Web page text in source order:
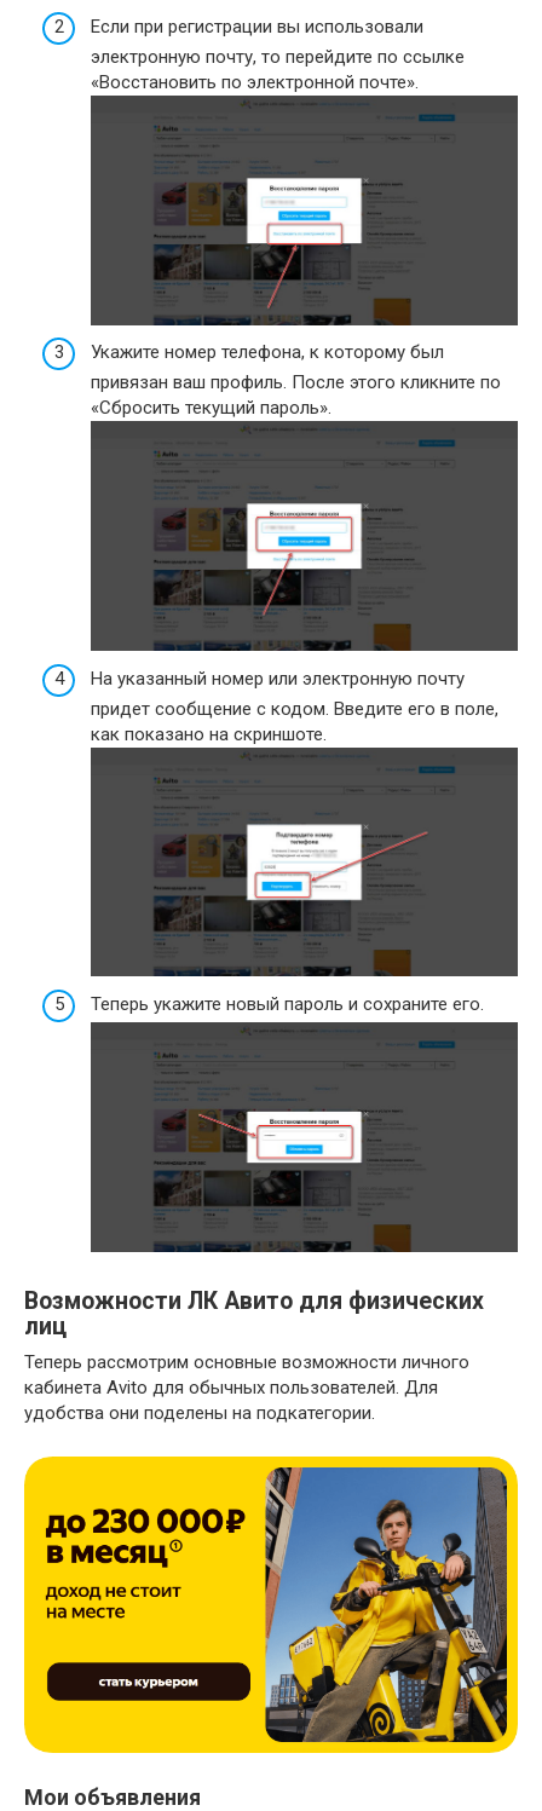
Если при регистрации вы использовали
электронную почту, то перейдите по ссылке
«Восстановить по электронной почте».
Укажите номер телефона, к которому был
привязан ваш профиль. После этого кликните по
«Сбросить текущий пароль».
На указанный номер или электронную почту
придет сообщение с кодом. Введите его в поле,
как показано на скриншоте.
Теперь укажите новый пароль и сохраните его.
Возможности ЛК Авито для физических
лиц
Теперь рассмотрим основные возможности личного
кабинета Avito для обычных пользователей. Для
удобства они поделены на подкатегории.
Мои объявления